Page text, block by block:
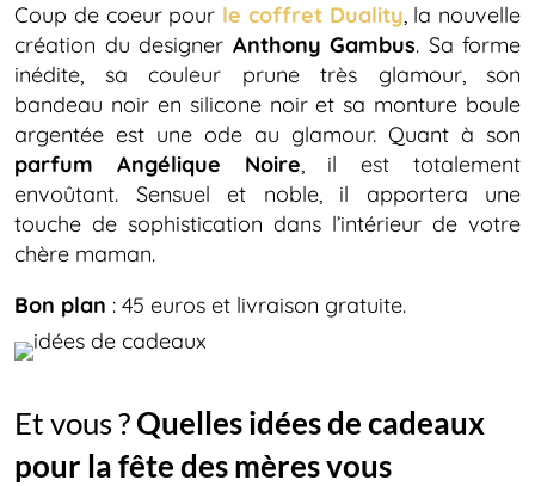
Coup de coeur pour le coffret Duality, la nouvelle
création du designer Anthony Gambus. Sa forme
inédite, sa couleur prune très glamour, son
bandeau noir en silicone noir et sa monture boule
argentée est une ode au glamour. Quant à son
parfum Angélique Noire, il est totalement
envoûtant. Sensuel et noble, il apportera une
touche de sophistication dans l’intérieur de votre
chère maman.
Bon plan : 45 euros et livraison gratuite.
Et vous ?Quelles idées de cadeaux
pour la fête des mères vous